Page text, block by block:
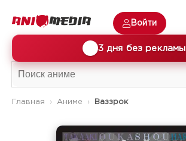
3 дня без рекламы
Войти
Главная Аниме Ваззрок